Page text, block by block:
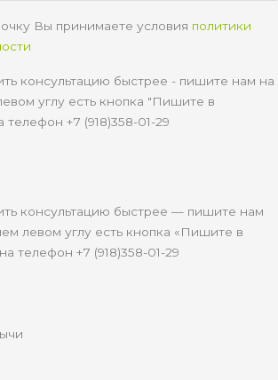
Вы принимаете условия политики
консультацию быстрее - пишите нам на
углу есть кнопка "Пишите в
+7 (918)358-01-29
консультацию быстрее — пишите нам
левом углу есть кнопка «Пишите в
телефон +7 (918)358-01-29